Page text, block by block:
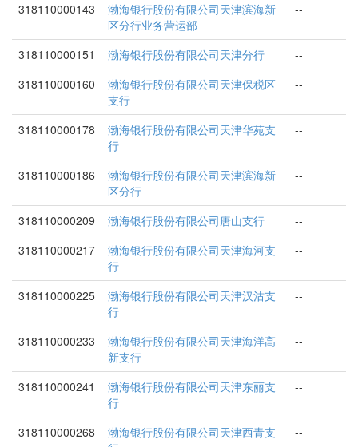
318110000143
渤海银行股份有限公司天津滨海新
区分行业务营运部
--
318110000151 渤海银行股份有限公司天津分行
--
318110000160
渤海银行股份有限公司天津保税区
支行
--
318110000178
渤海银行股份有限公司天津华苑支
行
--
318110000186
渤海银行股份有限公司天津滨海新
区分行
--
318110000209 渤海银行股份有限公司唐山支行
--
318110000217
渤海银行股份有限公司天津海河支
行
--
318110000225
渤海银行股份有限公司天津汉沽支
行
--
318110000233
渤海银行股份有限公司天津海洋高
新支行
--
318110000241
渤海银行股份有限公司天津东丽支
行
--
318110000268
渤海银行股份有限公司天津西青支
--